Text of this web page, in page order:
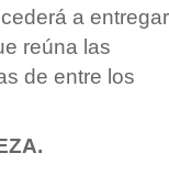
á a entregar
reúna las
de entre los